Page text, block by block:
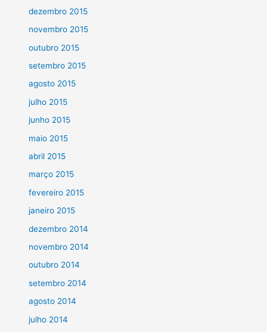
dezembro 2015
novembro 2015
outubro 2015
setembro 2015
agosto 2015
julho 2015
junho 2015
maio 2015
abril 2015
março 2015
fevereiro 2015
janeiro 2015
dezembro 2014
novembro 2014
outubro 2014
setembro 2014
agosto 2014
julho 2014